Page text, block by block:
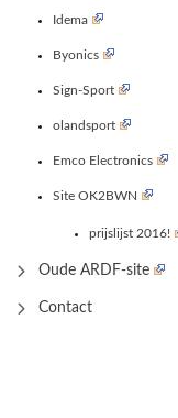
Idema
Byonics
Sign-Sport
olandsport
Emco Electronics
Site OK2BWN
prijslijst 2016!
Oude ARDF-site
Contact